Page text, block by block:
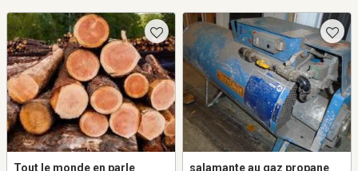
Tout le monde en parle
salamante au gaz propane